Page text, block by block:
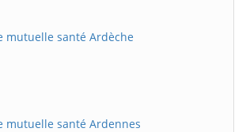
mutuelle santé Ardèche
mutuelle santé Ardennes